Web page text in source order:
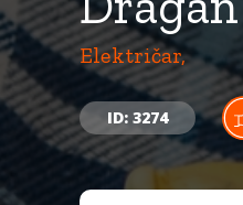
Električar,
ID: 3274